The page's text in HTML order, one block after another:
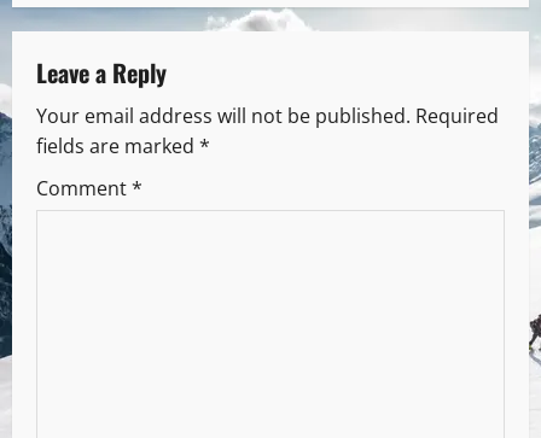
Leave a Reply
Your email address will not be published. Required
fields are marked *
Comment*